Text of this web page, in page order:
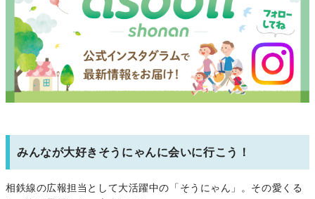
みんなが大好きそうにゃんに会いに行こう！
相鉄線の広報担当として大活躍中の「そうにゃん」。その愛くる